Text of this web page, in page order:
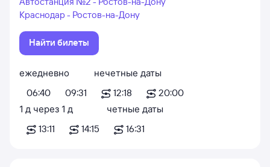
Краснодар - Ростов-на-Дону
Найти билеты
ежедневно
06:40
09:31
нечетные даты
12:18
20:00
1 д через 1 д
13:11
14:15
четные даты
16:31